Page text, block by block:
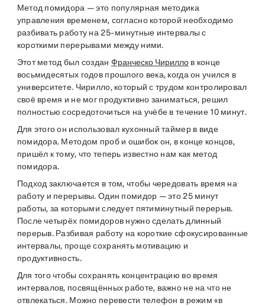
Метод помидора — это популярная методика
управления временем, согласно которой необходимо
разбивать работу на 25-минутные интервалы с
короткими перерывами между ними.
Этот метод был создан Франческо Чириллов конце
восьмидесятых годов прошлого века, когда он учился в
университете. Чирилло, который с трудом контролировал
своё время и не мог продуктивно заниматься, решил
полностью сосредоточиться на учёбе в течение 10 минут.
Для этого он использовал кухонный таймер в виде
помидора. Методом проб и ошибок он, в конце концов,
пришёл к тому, что теперь известно нам как метод
помидора.
Подход заключается в том, чтобы чередовать время на
работу и перерывы. Один помидор — это 25 минут
работы, за которыми следует пятиминутный перерыв.
После четырёх помидоров нужно сделать длинный
перерыв. Разбивая работу на короткие сфокусированные
интервалы, проще сохранять мотивацию и
продуктивность.
Для того чтобы сохранять концентрацию во время
интервалов, посвящённых работе, важно не на что не
отвлекаться. Можно перевести телефон в режим «в